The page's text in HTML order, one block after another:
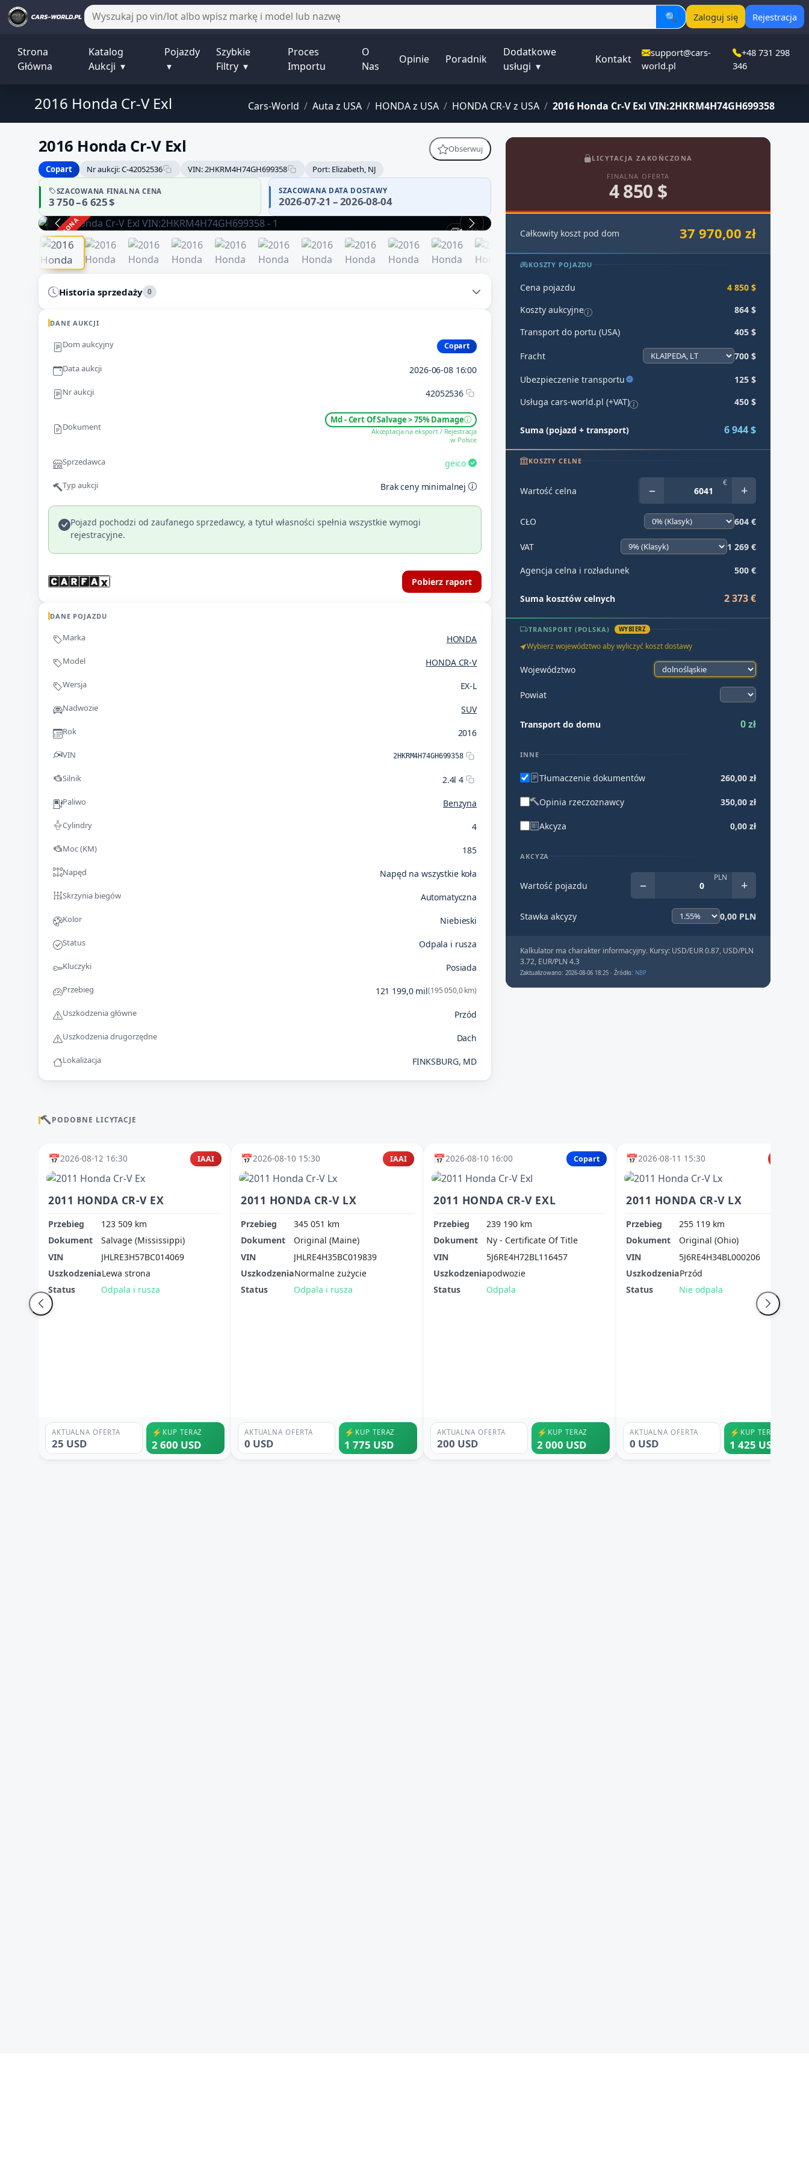
🔍 Zaloguj się Rejestracja
Strona
Główna
Katalog
Aukcji ▾
Pojazdy
▾
Szybkie
Filtry ▾
Proces
Importu
O
Nas
Opinie Poradnik
Dodatkowe
usługi ▾
Kontakt
support@cars-
world.pl
+48 731 298
346
Cars-World / Auta z USA / HONDA z USA / HONDA CR-V z USA / 2016 Honda Cr-V Exl VIN:2HKRM4H74GH699358
2016 Honda Cr-V Exl
2016 Honda Cr-V Exl
Obserwuj
Copart
Nr aukcji: C-42052536 VIN: 2HKRM4H74GH699358 Port: Elizabeth, NJ
SZACOWANA FINALNA CENA
3 750 – 6 625 $
SZACOWANA DATA DOSTAWY
2026-07-21 – 2026-08-04
ZAKOŃCZONA 1 / 13
Historia sprzedaży 0
DANE AUKCJI
Dom aukcyjny Copart
Data aukcji 2026-06-08 16:00
Nr aukcji 42052536
Dokument
Md - Cert Of Salvage > 75% Damage
Akceptacja na eksport / Rejestracja
w Polsce
Sprzedawca geico
Typ aukcji Brak ceny minimalnej
Pojazd pochodzi od zaufanego sprzedawcy, a tytuł własności spełnia wszystkie wymogi
rejestracyjne.
Pobierz raport
DANE POJAZDU
Marka HONDA
Model HONDA CR-V
Wersja EX-L
Nadwozie SUV
Rok 2016
VIN 2HKRM4H74GH699358
Silnik 2.4l 4
Paliwo Benzyna
Cylindry 4
Moc (KM) 185
Napęd Napęd na wszystkie koła
Skrzynia biegów Automatyczna
Kolor Niebieski
Status Odpala i rusza
Kluczyki Posiada
Przebieg 121 199,0 mil(195 050,0 km)
Uszkodzenia główne Przód
Uszkodzenia drugorzędne Dach
Lokalizacja FINKSBURG, MD
LICYTACJA ZAKOŃCZONA
FINALNA OFERTA
4 850 $
Całkowity koszt pod dom 37 970,00 zł
KOSZTY POJAZDU
Cena pojazdu
4 850 $
Koszty aukcyjne
864 $
Transport do portu (USA)
405 $
Fracht 700 $
Ubezpieczenie transportu
125 $
Usługa cars-world.pl (+VAT)
450 $
Suma (pojazd + transport) 6 944 $
KOSZTY CELNE
Wartość celna − € +
CŁO 604 €
VAT 1 269 €
Agencja celna i rozładunek 500 €
Suma kosztów celnych 2 373 €
TRANSPORT (POLSKA) WYBIERZ
Wybierz województwo aby wyliczyć koszt dostawy
Województwo
Powiat
Transport do domu 0 zł
INNE
Tłumaczenie dokumentów 260,00 zł
Opinia rzeczoznawcy 350,00 zł
Akcyza 0,00 zł
AKCYZA
Wartość pojazdu − PLN +
Stawka akcyzy 0,00 PLN
Kalkulator ma charakter informacyjny. Kursy: USD/EUR 0.87, USD/PLN
3.72, EUR/PLN 4.3
Zaktualizowano: 2026-08-06 18:25 · Źródło: NBP
PODOBNE LICYTACJE
📅2026-08-12 16:30 IAAI
2011 HONDA CR-V EX
Przebieg
123 509 km
Dokument
Salvage (Mississippi)
VIN
JHLRE3H57BC014069
UszkodzeniaLewa strona
Status
Odpala i rusza
AKTUALNA OFERTA
25 USD
⚡ KUP TERAZ
2 600 USD
📅2026-08-10 15:30 IAAI
2011 HONDA CR-V LX
Przebieg
345 051 km
Dokument
Original (Maine)
VIN
JHLRE4H35BC019839
UszkodzeniaNormalne zużycie
Status
Odpala i rusza
AKTUALNA OFERTA
0 USD
⚡ KUP TERAZ
1 775 USD
📅2026-08-10 16:00 Copart
2011 HONDA CR-V EXL
Przebieg
239 190 km
Dokument
Ny - Certificate Of Title
VIN
5J6RE4H72BL116457
Uszkodzeniapodwozie
Status
Odpala
AKTUALNA OFERTA
200 USD
⚡ KUP TERAZ
2 000 USD
📅2026-08-11 15:30
2011 HONDA CR-V LX
Przebieg
255 119 km
Dokument
Original (Ohio)
VIN
5J6RE4H34BL000206
UszkodzeniaPrzód
Status
Nie odpala
AKTUALNA OFERTA
0 USD
⚡ KUP TERAZ
1 425 USD